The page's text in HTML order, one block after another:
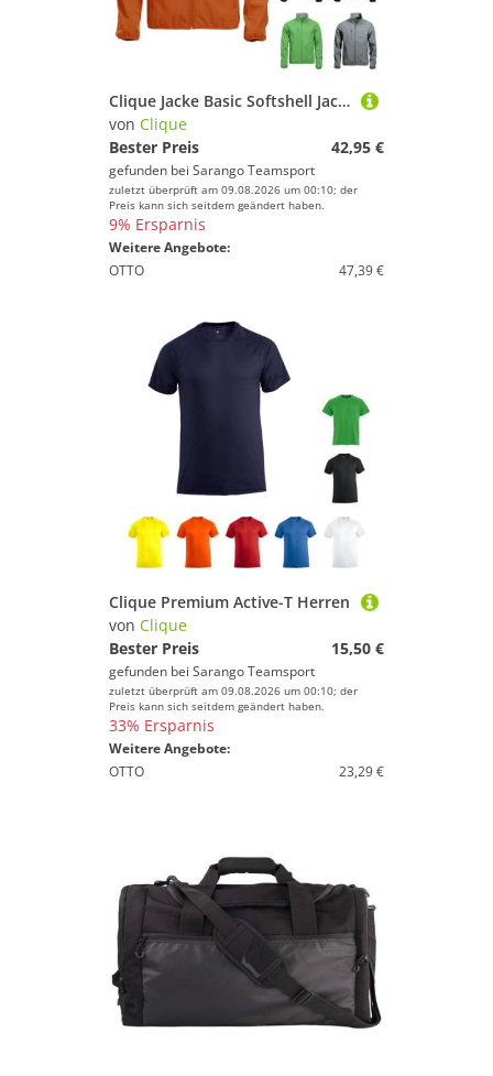
Clique Jacke Basic Softshell Jacket Herren
von Clique
Bester Preis
42,95 €
gefunden bei Sarango Teamsport
zuletzt überprüft am 09.08.2026 um 00:10; der
Preis kann sich seitdem geändert haben.
9% Ersparnis
Weitere Angebote:
OTTO
47,39 €
Clique Premium Active-T Herren
von Clique
Bester Preis
15,50 €
gefunden bei Sarango Teamsport
zuletzt überprüft am 09.08.2026 um 00:10; der
Preis kann sich seitdem geändert haben.
33% Ersparnis
Weitere Angebote:
OTTO
23,29 €